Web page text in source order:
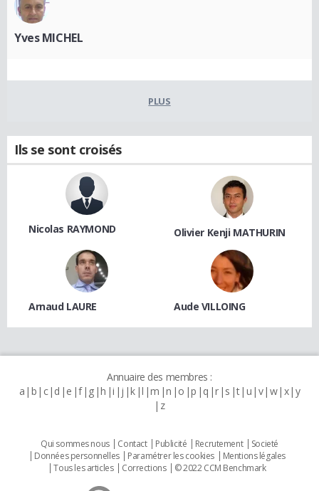
Yves MICHEL
PLUS
Ils se sont croisés
Nicolas RAYMOND Olivier Kenji MATHURIN
Arnaud LAURE Aude VILLOING
Annuaire des membres :
a b c d e f g h i j k l m n o p q r s t u v w x y
z
Qui sommes nous Contact Publicité Recrutement
Societé
Données personnelles
Paramétrer les cookies
Mentions légales
Tous les articles
Corrections © 2022 CCM Benchmark